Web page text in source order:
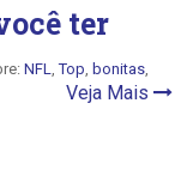
ter
NFL ,Top bonitas
Veja Mais